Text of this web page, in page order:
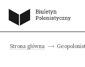
Strona główna